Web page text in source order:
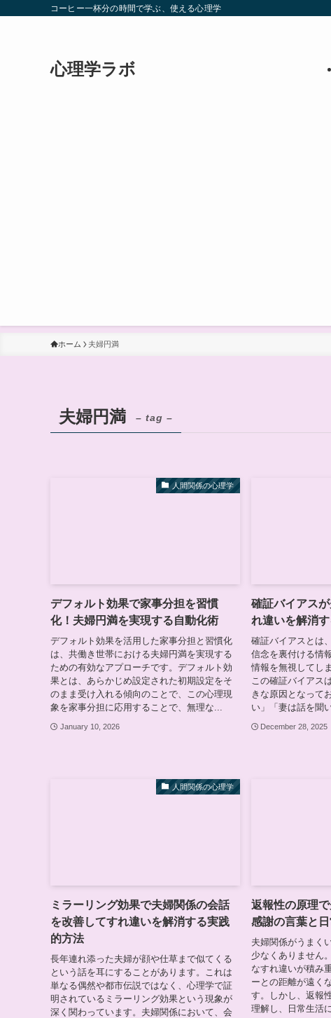
コーヒー一杯分の時間で学ぶ、使える心理学
心理学ラボ
ホーム 夫婦円満
夫婦円満 – tag –
人間関係の心理学
デフォルト効果で家事分担を習慣
化！夫婦円満を実現する自動化術
デフォルト効果を活用した家事分担と習慣化
は、共働き世帯における夫婦円満を実現する
ための有効なアプローチです。デフォルト効
果とは、あらかじめ設定された初期設定をそ
のまま受け入れる傾向のことで、この心理現
象を家事分担に応用することで、無理な...
January 10, 2026
確証バイアス
れ違いを解消
確証バイアスとは
信念を裏付ける情
情報を無視してし
この確証バイアス
きな原因となって
い」「妻は話を聞
December 28, 2025
人間関係の心理学
ミラーリング効果で夫婦関係の会話
を改善してすれ違いを解消する実践
的方法
長年連れ添った夫婦が顔や仕草まで似てくる
という話を耳にすることがあります。これは
単なる偶然や都市伝説ではなく、心理学で証
明されているミラーリング効果という現象が
深く関わっています。夫婦関係において、会
返報性の原理
感謝の言葉と
夫婦関係がうまく
少なくありません
なすれ違いが積み
ーとの距離が遠く
す。しかし、返報
理解し、日常生活